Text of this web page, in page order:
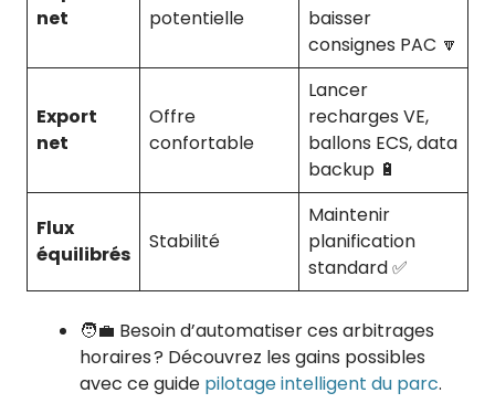
net
potentielle
baisser
consignes PAC 🔽
Export
net
Offre
confortable
Lancer
recharges VE,
ballons ECS, data
backup 🔋
Flux
équilibrés
Stabilité
Maintenir
planification
standard ✅
🧑‍💼 Besoin d’automatiser ces arbitrages
horaires ? Découvrez les gains possibles
avec ce guide pilotage intelligent du parc.